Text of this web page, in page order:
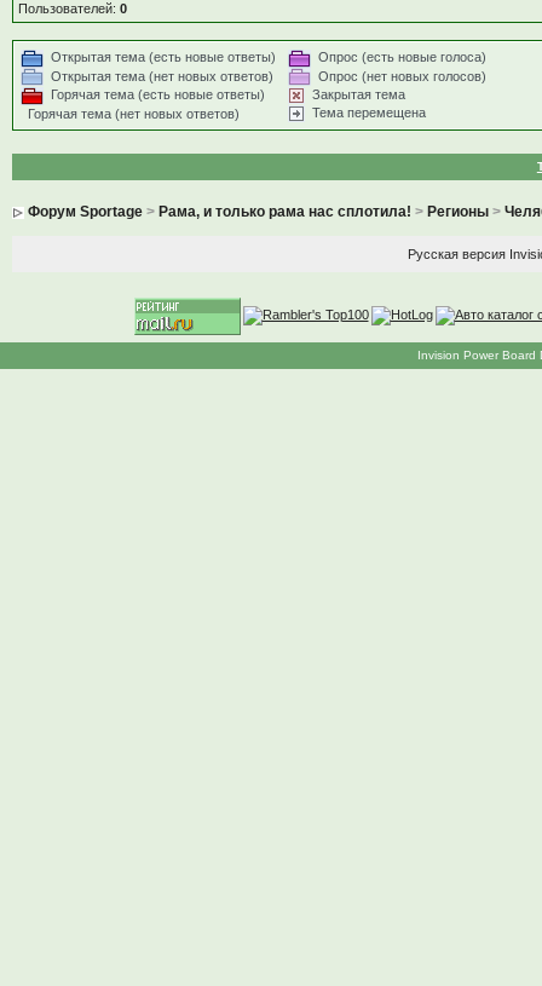
Пользователей: 0
Открытая тема (есть новые ответы)
Открытая тема (нет новых ответов)
Горячая тема (есть новые ответы)
Горячая тема (нет новых ответов)
Опрос (есть новые голоса)
Опрос (нет новых голосов)
Закрытая тема
Тема перемещена
Форум Sportage> Рама, и только рама нас сплотила! > Регионы>
Русская версия
Invision Power